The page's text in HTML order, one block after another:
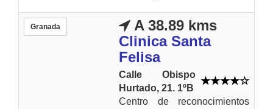
Granada
A 38.89 kms
Clinica Santa
Felisa
Calle Obispo
Hurtado, 21. 1ºB
Centro de reconocimientos